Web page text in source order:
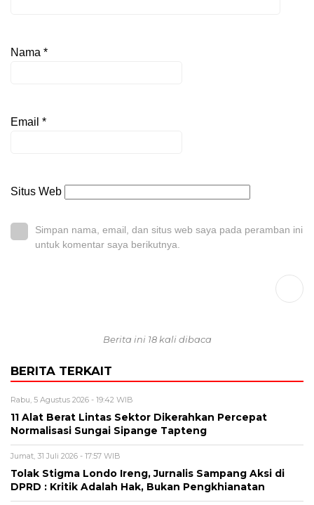
Nama *
Email *
Situs Web
Simpan nama, email, dan situs web saya pada peramban ini
untuk komentar saya berikutnya.
Berita ini 18 kali dibaca
BERITA TERKAIT
Rabu, 5 Agustus 2026 - 19:42 WIB
11 Alat Berat Lintas Sektor Dikerahkan Percepat
Normalisasi Sungai Sipange Tapteng
Jumat, 31 Juli 2026 - 17:57 WIB
Tolak Stigma Londo Ireng, Jurnalis Sampang Aksi di
DPRD : Kritik Adalah Hak, Bukan Pengkhianatan